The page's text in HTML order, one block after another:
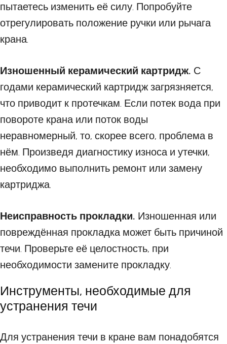
пытаетесь изменить её силу. Попробуйте
отрегулировать положение ручки или рычага
крана.
Изношенный керамический картридж. С
годами керамический картридж загрязняется,
что приводит к протечкам. Если потек вода при
повороте крана или поток воды
неравномерный, то, скорее всего, проблема в
нём. Произведя диагностику износа и утечки,
необходимо выполнить ремонт или замену
картриджа.
Неисправность прокладки. Изношенная или
повреждённая прокладка может быть причиной
течи. Проверьте её целостность, при
необходимости замените прокладку.
Инструменты, необходимые для
устранения течи
Для устранения течи в кране вам понадобятся